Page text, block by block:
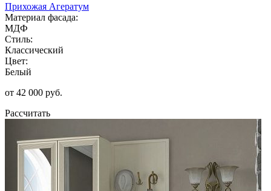
Прихожая Агератум
Материал фасада:
МДФ
Стиль:
Классический
Цвет:
Белый
от 42 000 руб.
Рассчитать